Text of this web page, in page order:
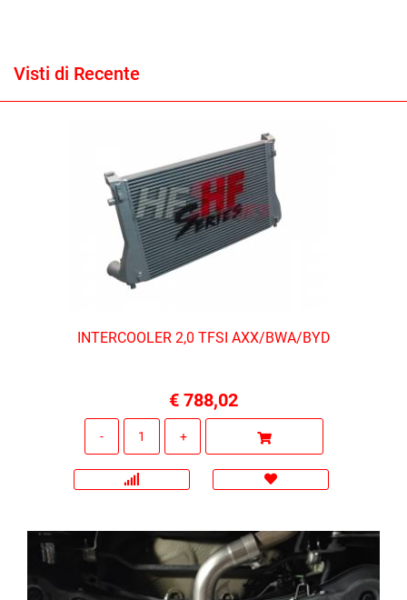
Visti di Recente
INTERCOOLER 2,0 TFSI AXX/BWA/BYD
€ 788,02